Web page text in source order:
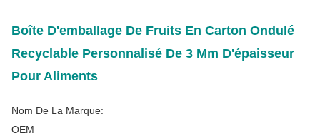
Boîte D'emballage De Fruits En Carton Ondulé
Recyclable Personnalisé De 3 Mm D'épaisseur
Pour Aliments
Nom De La Marque:
OEM